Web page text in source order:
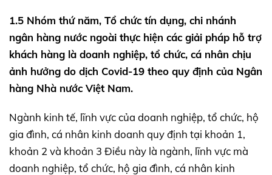
1.5 Nhóm thứ năm, Tổ chức tín dụng, chi nhánh
ngân hàng nước ngoài thực hiện các giải pháp hỗ trợ
khách hàng là doanh nghiệp, tổ chức, cá nhân chịu
ảnh hưởng do dịch Covid-19 theo quy định của Ngân
hàng Nhà nước Việt Nam.
Ngành kinh tế, lĩnh vực của doanh nghiệp, tổ chức, hộ
gia đình, cá nhân kinh doanh quy định tại khoản 1,
khoản 2 và khoản 3 Điều này là ngành, lĩnh vực mà
doanh nghiệp, tổ chức, hộ gia đình, cá nhân kinh